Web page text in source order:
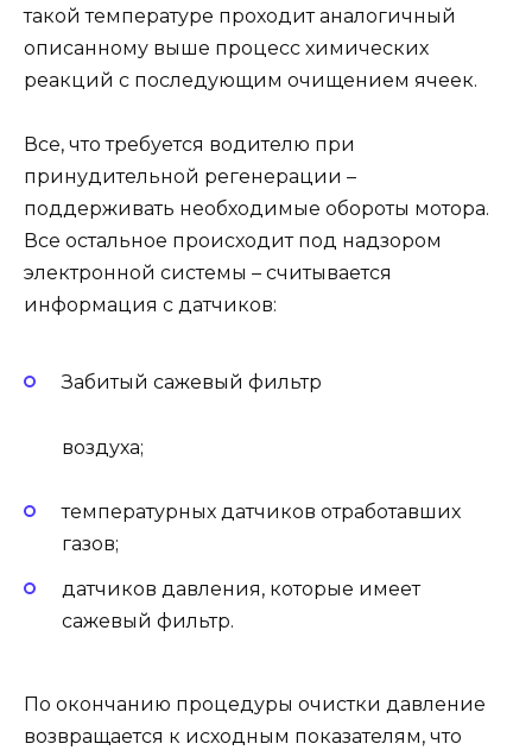
такой температуре проходит аналогичный
описанному выше процесс химических
реакций с последующим очищением ячеек.
Все, что требуется водителю при
принудительной регенерации –
поддерживать необходимые обороты мотора.
Все остальное происходит под надзором
электронной системы – считывается
информация с датчиков:
Забитый сажевый фильтр
воздуха;
температурных датчиков отработавших
газов;
датчиков давления, которые имеет
сажевый фильтр.
По окончанию процедуры очистки давление
возвращается к исходным показателям, что